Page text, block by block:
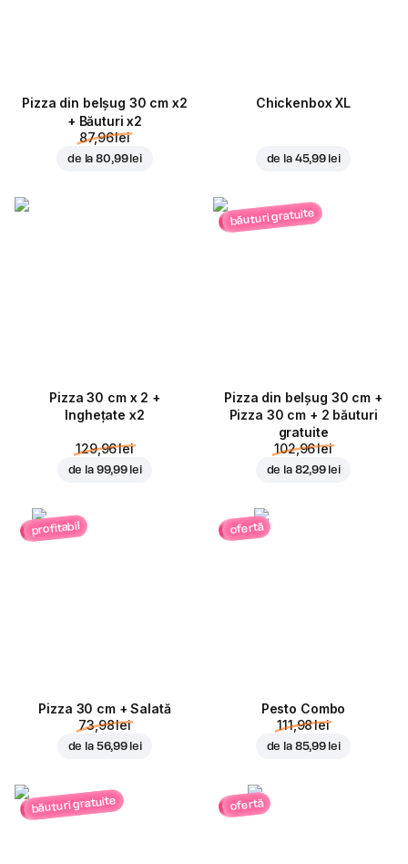
Pizza din belșug 30 cm x2
+ Băuturi x2
87,96 lei
de la80,99 lei
Chickenbox XL
de la 45,99 lei
Pizza 30 cm x 2 +
Inghețate x2
129,96 lei
de la 99,99 lei
băuturi gratuite
Pizza din belșug 30 cm +
Pizza 30 cm + 2 băuturi
gratuite
102,96 lei
de la 82,99 lei
profitabil
Pizza 30 cm + Salată
73,98 lei
de la 56,99 lei
ofertă
Pesto Combo
111,98 lei
de la 85,99 lei
băuturi gratuite ofertă